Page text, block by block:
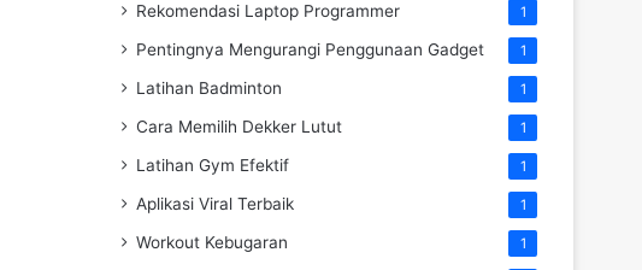
Rekomendasi Laptop Programmer 1
Pentingnya Mengurangi Penggunaan Gadget 1
Latihan Badminton 1
Cara Memilih Dekker Lutut 1
Latihan Gym Efektif 1
Aplikasi Viral Terbaik 1
Workout Kebugaran 1